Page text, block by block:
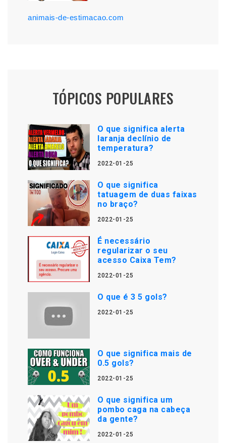
animais-de-estimacao.com
TÓPICOS POPULARES
O que significa alerta
laranja declínio de
temperatura?
2022-01-25
O que significa
tatuagem de duas faixas
no braço?
2022-01-25
É necessário
regularizar o seu
acesso Caixa Tem?
2022-01-25
O que é 3 5 gols?
2022-01-25
O que significa mais de
0.5 gols?
2022-01-25
O que significa um
pombo caga na cabeça
da gente?
2022-01-25